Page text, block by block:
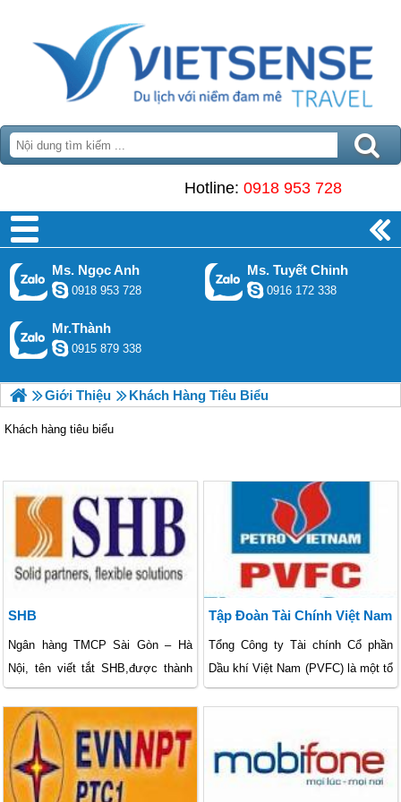
Hotline: 0918 953 728
Ms. Ngọc Anh
0918 953 728
Ms. Tuyết Chinh
0916 172 338
Mr.Thành
0915 879 338
Giới Thiệu Khách Hàng Tiêu Biểu
Khách hàng tiêu biểu
SHB
Ngân hàng TMCP Sài Gòn – Hà
Nội, tên viết tắt SHB,được thành
lập theo các Quyết định số
214/QÐ-NH5 ngày 13/11/1993;
Quyết định số 93/QÐ-NHNN ngày
20/1/2006 và số 1764/QÐ-NHNN
ngày 11/9/2006. Giấy phép ĐKKD
Tập Đoàn Tài Chính Việt Nam
Tổng Công ty Tài chính Cổ phần
Dầu khí Việt Nam (PVFC) là một tổ
chức tín dụng phi ngân hàng, tiền
thành lập ngày 19/6/2000 với
phương châm hoạt động “Vì sự
phát triển vững mạnh của Tập